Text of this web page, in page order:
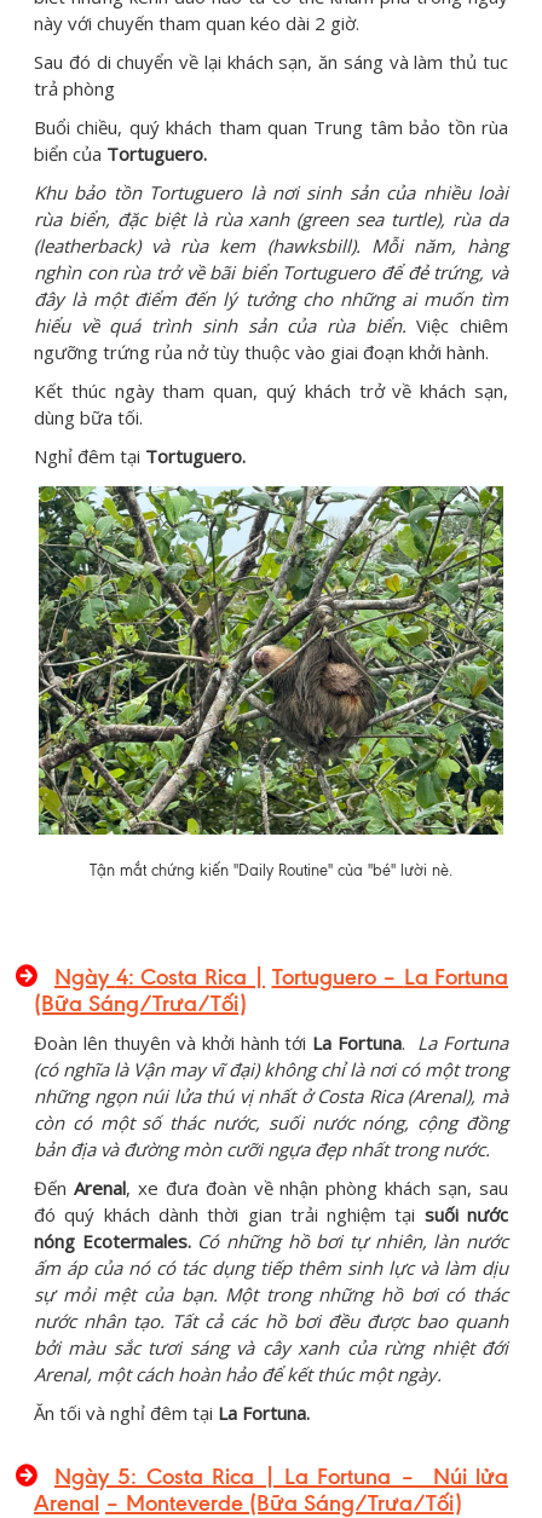
này với chuyến tham quan kéo dài 2 giờ.
Sau đó di chuyển về lại khách sạn, ăn sáng và làm thủ tuc
trả phòng
Buổi chiều, quý khách tham quan Trung tâm bảo tồn rùa
biển của Tortuguero.
Khu bảo tồn Tortuguero là nơi sinh sản của nhiều loài
rùa biển, đặc biệt là rùa xanh (green sea turtle), rùa da
(leatherback) và rùa kem (hawksbill). Mỗi năm, hàng
nghìn con rùa trở về bãi biển Tortuguero để đẻ trứng, và
đây là một điểm đến lý tưởng cho những ai muốn tìm
hiểu về quá trình sinh sản của rùa biển.Việc chiêm
ngưỡng trứng rủa nở tùy thuộc vào giai đoạn khởi hành.
Kết thúc ngày tham quan, quý khách trở về khách sạn,
dùng bữa tối.
Nghỉ đêm tại Tortuguero.
Tận mắt chứng kiến "Daily Routine" của "bé" lười nè.
Ngày 4: Costa Rica | Tortuguero – La Fortuna
(Bữa Sáng/Trưa/Tối)
Đoàn lên thuyên và khởi hành tới La Fortuna. La Fortuna
(có nghĩa là Vận may vĩ đại) không chỉ là nơi có một trong
những ngọn núi lửa thú vị nhất ở Costa Rica (Arenal), mà
còn có một số thác nước, suối nước nóng, cộng đồng
bản địa và đường mòn cưỡi ngựa đẹp nhất trong nước.
Đến Arenal, xe đưa đoàn về nhận phòng khách sạn, sau
đó quý khách dành thời gian trải nghiệm tại suối nước
nóng Ecotermales. Có những hồ bơi tự nhiên, làn nước
ấm áp của nó có tác dụng tiếp thêm sinh lực và làm dịu
sự mỏi mệt của bạn. Một trong những hồ bơi có thác
nước nhân tạo. Tất cả các hồ bơi đều được bao quanh
bởi màu sắc tươi sáng và cây xanh của rừng nhiệt đới
Arenal, một cách hoàn hảo để kết thúc một ngày.
Ăn tối và nghỉ đêm tại La Fortuna.
Ngày 5: Costa Rica | La Fortuna – Núi lửa
Arenal – Monteverde (Bữa Sáng/Trưa/Tối)